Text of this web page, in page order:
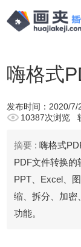
嗨格式
发布时间： 2020/7/
10387次浏览
摘要 : 嗨格式
PDF文件转换的
PPT、Excel、
缩、拆分、加密
功能。